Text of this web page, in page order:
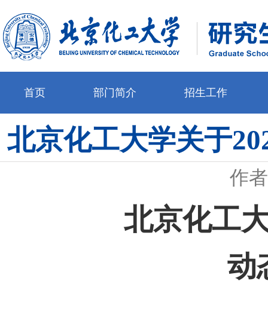
首页 部门简介 招生工作
北京化工大学关于
作
北京化工
动